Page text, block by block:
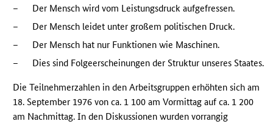
–
Der Mensch wird vom Leistungsdruck aufgefressen.
–
Der Mensch leidet unter großem politischen Druck.
–
Der Mensch hat nur Funktionen wie Maschinen.
–
Dies sind Folgeerscheinungen der Struktur unseres Staates.
Die Teilnehmerzahlen in den Arbeitsgruppen erhöhten sich am
18. September 1976 von ca. 1 100 am Vormittag auf ca. 1 200
am Nachmittag. In den Diskussionen wurden vorrangig